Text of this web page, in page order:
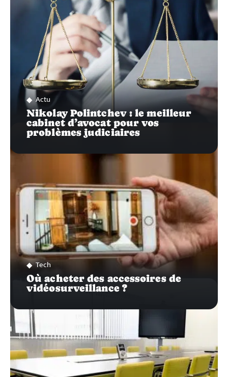
Actu
Nikolay Polintchev : le meilleur
cabinet d’avocat pour vos
problèmes judiciaires
Tech
Où acheter des accessoires de
vidéosurveillance ?